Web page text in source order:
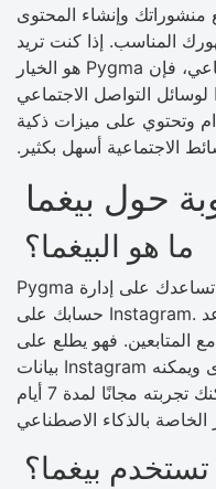
منشوراتك وإنشاء المحتوى
المناسب. إذا كنت تريد
نتائج رائعة على حسابك الاجتماعي، فإن Pygma هو الخيار
التواصل الاجتماعي
وتحتوي على ميزات ذكية
الاجتماعية أسهل بكثير.
حول بيغما
ما هو البيغما؟
Pygma هي أداة تعمل بالذكاء الاصطناعي تساعدك على إدارة
حسابك على Instagram. فهو ينشئ منشورات ويخطط لموعد
المتابعين. فهو يطلع على
بيانات Instagram الخاصة بك لاقتراح أفكار للمحتوى ويمكنه
النشر مباشرة على حسابك. يمكنك تجربته مجانًا لمدة 7 أيام
بيغما؟